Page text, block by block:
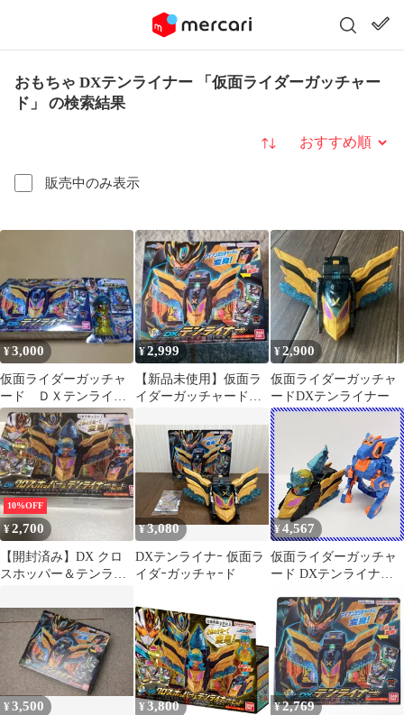
おもちゃ DXテンライナー 「仮面ライダーガッチャー
ド」 の検索結果
販売中のみ表示
並び替え
¥3,000
仮面ライダーガッチャ
ード ＤＸテンライナ
ー DXクロスホッパー
¥2,999
【新品未使用】仮面ラ
イダーガッチャード
¥2,900
仮面ライダーガッチャ
ードDXテンライナー
10%OFF
¥2,700
【開封済み】DX クロ
スホッパー＆テンライ
ーガッチャード
¥3,080
DXテンライナｰ 仮面ラ
イダｰガッチャｰド
¥4,567
仮面ライダーガッチャ
ード DXテンライナー
DXケミーニジゴン 3点
セット バンダイ 変身な
りきり玩具 武器
¥3,500 ¥ 3,800 ¥2,769